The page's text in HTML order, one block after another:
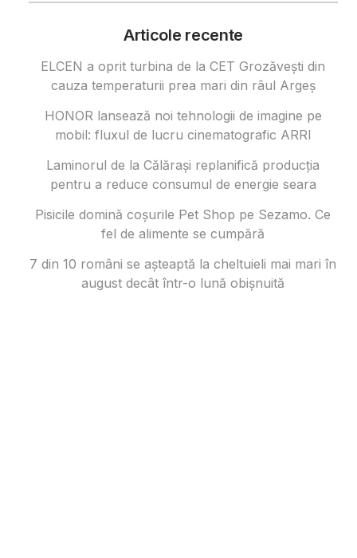
Articole recente
ELCEN a oprit turbina de la CET Grozăvești din
cauza temperaturii prea mari din râul Argeș
HONOR lansează noi tehnologii de imagine pe
mobil: fluxul de lucru cinematografic ARRI
Laminorul de la Călărași replanifică producția
pentru a reduce consumul de energie seara
Pisicile domină coșurile Pet Shop pe Sezamo. Ce
fel de alimente se cumpără
7 din 10 români se așteaptă la cheltuieli mai mari în
august decât într-o lună obișnuită